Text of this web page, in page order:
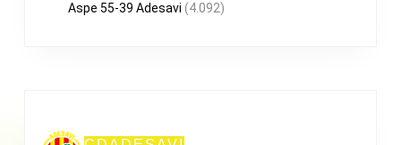
Aspe 55-39 Adesavi (4.092)